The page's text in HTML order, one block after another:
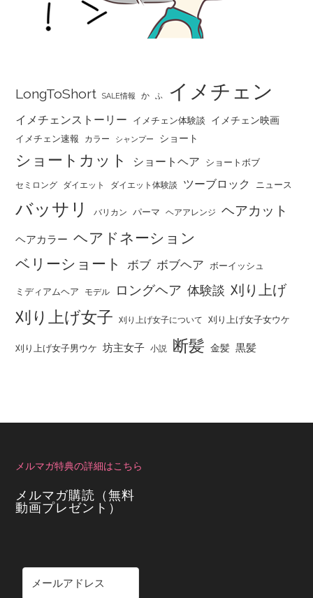
LongToShort SALE情報 か ふ イメチェン
イメチェンストーリー イメチェン体験談 イメチェン映画
イメチェン速報 カラー シャンプー ショート
ショートカット ショートヘア ショートボブ
セミロング ダイエット ダイエット体験談 ツーブロック ニュース
バッサリ バリカン パーマ ヘアアレンジ ヘアカット
ヘアカラー ヘアドネーション
ベリーショート
ボブ ボブヘア ボーイッシュ
ミディアムヘア モデル ロングヘア 体験談 刈り上げ
刈り上げ女子 刈り上げ女子について 刈り上げ女子女ウケ
刈り上げ女子男ウケ 坊主女子 小説 断髪 金髪 黒髪
メルマガ特典の詳細はこちら
メルマガ購読（無料
動画プレゼント）